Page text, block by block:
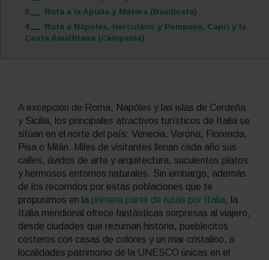
3
Ruta a la Apulia y Matera (Basilicata)
4
Ruta a Nápoles, Herculano y Pompeya, Capri y la
Costa Amalfitana (Campania)
A excepción de Roma, Napóles y las islas de Cerdeña
y Sicilia, los principales atractivos turísticos de Italia se
sitúan en el norte del país: Venecia, Verona, Florencia,
Pisa o Milán. Miles de visitantes llenan cada año sus
calles, ávidos de arte y arquitectura, suculentos platos
y hermosos entornos naturales. Sin embargo, además
de los recorridos por estas poblaciones que te
propusimos en la primera parte de rutas por Italia, la
Italia meridional ofrece fantásticas sorpresas al viajero,
desde ciudades que rezuman historia, pueblecitos
costeros con casas de colores y un mar cristalino, o
localidades patrimonio de la UNESCO únicas en el